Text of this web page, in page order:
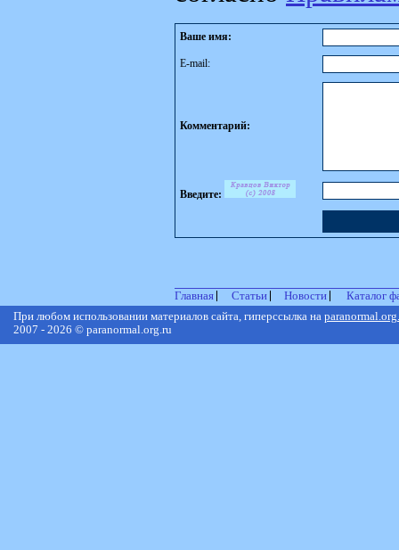
Ваше имя:
E-mail:
Комментарий:
Введите:
Главная Статьи Новости
Каталог
При любом использовании материалов сайта, гиперссылка на
2007 - 2026 © paranormal.org.ru